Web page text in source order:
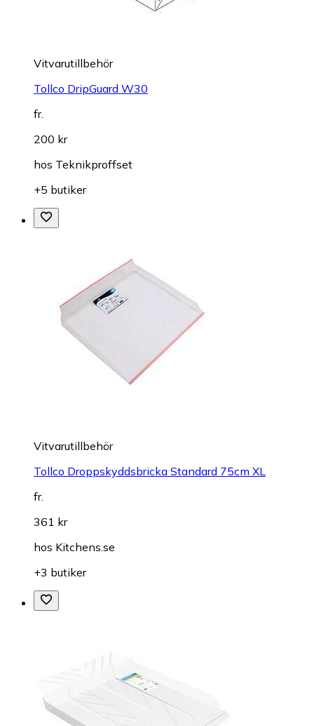
Vitvarutillbehör
Tollco DripGuard W30
fr.
200 kr
hos Teknikproffset
+5 butiker
Vitvarutillbehör
Tollco Droppskyddsbricka Standard 75cm XL
fr.
361 kr
hos Kitchens.se
+3 butiker